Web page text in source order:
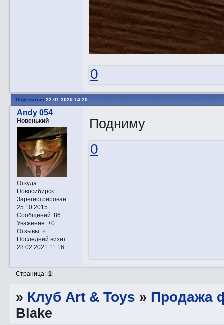
0
Поделиться22.01.2020 14:20
Andy 054
Новенький
Откуда:
Новосибирск
Зарегистрирован:
25.10.2015
Сообщений:86
Уважение: +0
Отзывы: +
Последний визит:
28.02.2021 11:16
Подниму
0
Страница: 1
» Клуб Art & Toys » Продажа
Blake